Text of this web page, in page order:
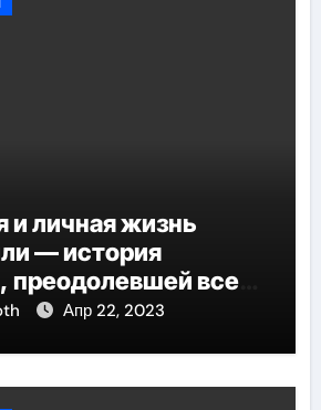
и личная жизнь
— история
все
сталаАпр 22, 2023